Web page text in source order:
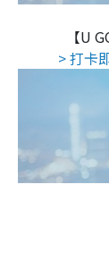
【U
> 打卡